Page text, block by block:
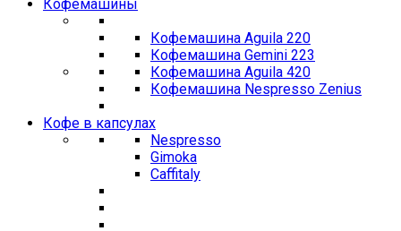
Кофемашины
Кофемашина Aguila 220
Кофемашина Gemini 223
Кофемашина Aguila 420
Кофемашина Nespresso Zenius
Кофе в капсулах
Nespresso
Gimoka
Caffitaly